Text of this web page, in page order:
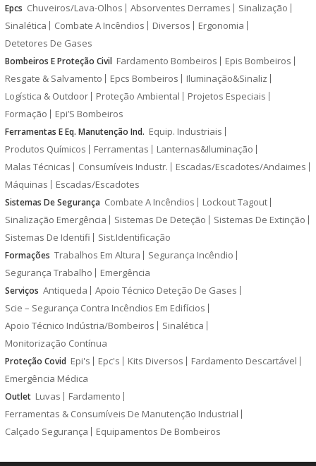
Epcs Chuveiros/Lava-Olhos Absorventes Derrames
Sinalização
Sinalética
Combate A Incêndios Diversos
Ergonomia
Detetores De Gases
Bombeiros E Proteção Civil Fardamento Bombeiros
Epis Bombeiros
Resgate & Salvamento
Epcs Bombeiros
Iluminação&Sinaliz
Logística & Outdoor
Proteção Ambiental
Projetos Especiais
Formação
Epi’S Bombeiros
Ferramentas E Eq. Manutenção Ind. Equip. Industriais
Produtos Químicos
Ferramentas
Lanternas&Iluminação
Malas Técnicas
Consumíveis Industr.
Escadas/Escadotes/Andaimes
Máquinas
Escadas/Escadotes
Sistemas De Segurança Combate A Incêndios
Lockout Tagout
Sinalização Emergência
Sistemas De Deteção
Sistemas De Extinção
Sistemas De Identifi
Sist.Identificação
Formações Trabalhos Em Altura
Segurança Incêndio
Segurança Trabalho
Emergência
Serviços Antiqueda
Apoio Técnico Deteção De Gases
Scie – Segurança Contra Incêndios Em Edifícios
Apoio Técnico Indústria/Bombeiros
Sinalética
Monitorização Contínua
Proteção Covid Epi's Epc's Kits Diversos
Fardamento Descartável
Emergência Médica
Outlet Luvas
Fardamento
Ferramentas & Consumíveis De Manutenção Industrial
Calçado Segurança
Equipamentos De Bombeiros